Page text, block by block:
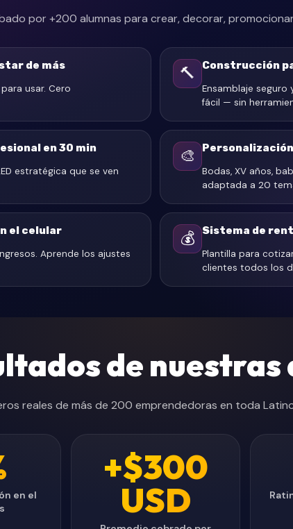
por +200 alumnas para crear, decorar,
de más
usar. Cero
🔨 Construcción
Ensamblaje
fácil — sin
en 30 min
estratégica que se ven
🎨
Bodas, XV años,
adaptada a 20
el celular
Aprende los ajustes
💰 Sistema de
Plantilla para
clientes todos los
de nuestras
reales de más de 200 emprendedoras en toda
en el
+$300
USD